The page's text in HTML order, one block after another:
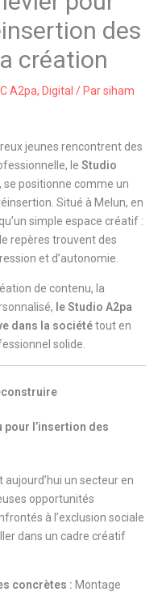
des
création
A2pa, Digital / Parsiham
jeunes rencontrent des
le Studio
, se positionne comme un
Situé à Melun, en
simple espace créatif :
repères trouvent des
et d’autonomie.
de contenu, la
le Studio A2pa
dans la sociététout en
solide.
l’insertion des
aujourd’hui un secteur en
opportunités
à l’exclusion sociale
dans un cadre créatif
concrètes : Montage